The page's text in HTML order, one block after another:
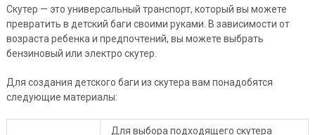
Скутер — это универсальный транспорт, который вы можете
превратить в детский баги своими руками. В зависимости от
возраста ребенка и предпочтений, вы можете выбрать
бензиновый или электро скутер.
Для создания детского баги из скутера вам понадобятся
следующие материалы:
Для выбора подходящего скутера